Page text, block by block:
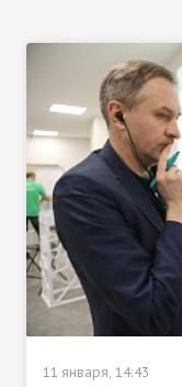
11 января, 14:43